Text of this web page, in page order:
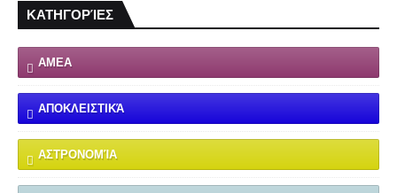
ΚΑΤΗΓΟΡΊΕΣ
ΑΜΕΑ
ΑΠΟΚΛΕΙΣΤΙΚΆ
ΑΣΤΡΟΝΟΜΊΑ